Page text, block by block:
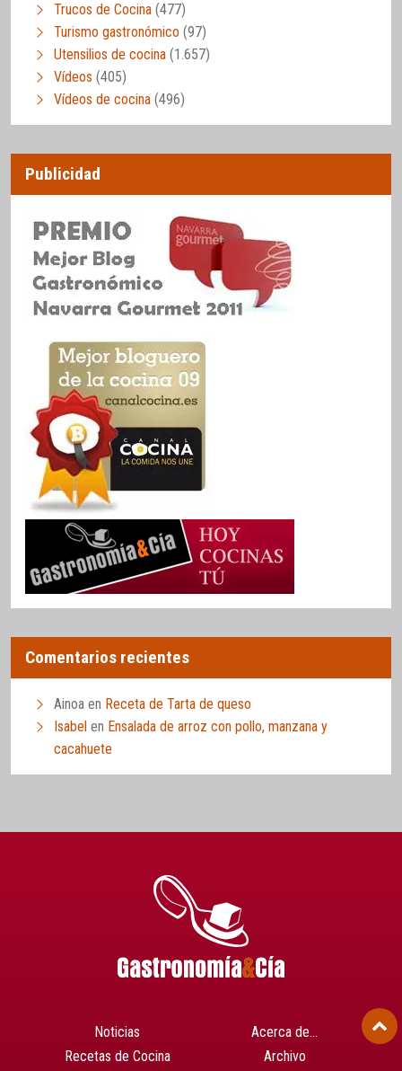
Trucos de Cocina (477)
Turismo gastronómico (97)
Utensilios de cocina (1.657)
Vídeos (405)
Vídeos de cocina (496)
Publicidad
Comentarios recientes
Ainoa en Receta de Tarta de queso
Isabel en Ensalada de arroz con pollo, manzana y
cacahuete
Noticias
Recetas de Cocina
Acerca de…
Archivo